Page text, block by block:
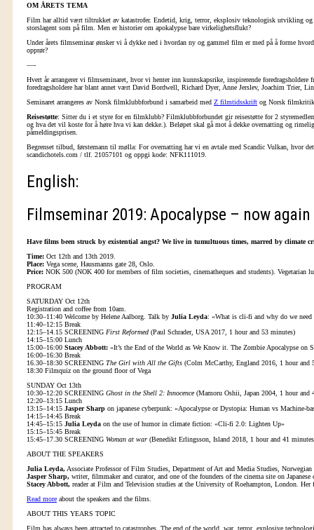
OM ÅRETS TEMA
Film har alltid vært tiltrukket av katastrofer. Endetid, krig, terror, eksplosiv teknologisk utvikling og
storslagent som på film. Men er historier om apokalypse bare virkelighetsflukt?
Under årets filmseminar ønsker vi å dykke ned i hvordan ny og gammel film er med på å forme
opprør?
—-
Hvert år arrangerer vi filmseminaret, hvor vi henter inn kunnskapsrike, inspirerende
foredragsholdere har blant annet vært David Bordwell, Richard Dyer, Anne Jerslev, Joachim Trier,
Seminaret arrangeres av Norsk filmklubbforbund i samarbeid med Z filmtidsskrift og Norsk
Reisestøtte: Sitter du i et styre for en filmklubb? Filmklubbforbundet gir reisestøtte for 2
og hva det vil koste for å høre hva vi kan dekke.). Beløpet skal gå mot å dekke overnatting og
påmeldingsprisen.
Begrenset tilbud, førstemann til mølla: For overnatting har vi en avtale med Scandic Vulkan, hvor
scandichotels.com / tlf. 21057101 og oppgi kode: NFK111019.
English:
Filmseminar 2019: Apocalypse – now again
Have films been struck by existential angst? We live in tumultuous times, marred by climate
Time: Oct 12th and 13th 2019.
Place: Vega scene, Hausmanns gate 28, Oslo.
Price: NOK 500 (NOK 400 for members of film societies, cinematheques and students). Vegetarian
PROGRAM
SATURDAY Oct 12th
Registration and coffee from 10am.
10:30–11:40 Welcome by Helene Aalborg. Talk by Julia Leyda: «What is cli-fi and why do we need
11:40–12:15 Break
12:15–14.15 SCREENING First Reformed (Paul Schrader, USA 2017, 1 hour and 53 minutes)
14:15–15:00 Lunch
15:00–16:00 Stacey Abbott: «It’s the End of the World as We Know it. The Zombie Apocalypse on
16:00–16:30 Break
16.30–18:30 SCREENING The Girl with All the Gifts (Colm McCarthy, England 2016, 1 hour and
18:30 Filmquiz on the ground floor of Vega
SUNDAY Oct 13th
10:30–12:20 SCREENING Ghost in the Shell 2: Innocence(Mamoru Oshii, Japan 2004, 1 hour and
12:20–13:15 Lunch
13:15–14:15 Jasper Sharp on japanese cyberpunk: «Apocalypse or Dystopia: Human vs Machine-
14:15–14:45 Break
14:45–15:15 Julia Leyda on the use of humor in climate fiction: «Cli-fi 2.0: Lighten Up»
15:15–15:45 Break
15:45–17.30 SCREENING Woman at war (Benedikt Erlingsson, Island 2018, 1 hour and 41
ABOUT THE SPEAKERS
Julia Leyda, Associate Professor of Film Studies, Department of Art and Media Studies,
Jasper Sharp, writer, filmmaker and curator, and one of the founders of the cinema site on Japanese
Stacey Abbott, reader at Film and Television studies at the University of Roehampton, London.
Read more about the speakers and the films.
ABOUT THIS YEARS TOPIC